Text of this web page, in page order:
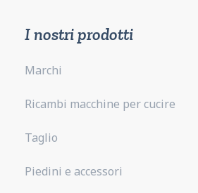
I nostri prodotti
Marchi
Ricambi macchine per cucire
Taglio
Piedini e accessori